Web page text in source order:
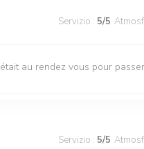
Servizio : 5/5
au rendez vous pour
Servizio : 5/5